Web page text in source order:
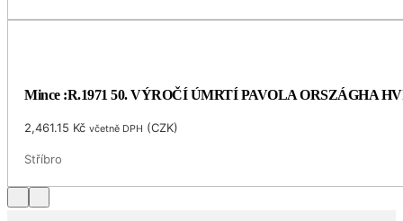
Mince :R.1971 50. VÝROČÍ ÚMRTÍ PAVOLA ORSZÁGHA
2,461.15 Kč včetně DPH (CZK)
Stříbro